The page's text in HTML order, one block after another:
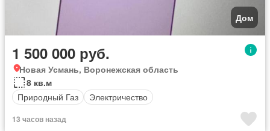
Дом
1 500 000 руб.
Новая Усмань, Воронежская область
8 кв.м
Природный Газ
Электричество
13 часов назад